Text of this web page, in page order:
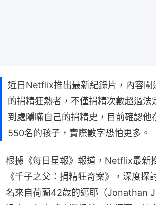
近日Netflix推出最新紀錄片，內容闡
的捐精狂熱者，不僅捐精次數超過法
到處隱瞞自己的捐精史，目前確認他
550名的孩子，實際數字恐怕更多。
根據《每日星報》報道，Netflix最新
《千子之父：捐精狂奇案》，深度
名來自荷蘭42歲的邁耶（Jonathan